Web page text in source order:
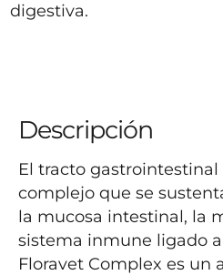
digestiva.
Descripción
El tracto gastrointestinal
complejo que se
la mucosa intestinal, la
sistema inmune ligado
Floravet Complex es un